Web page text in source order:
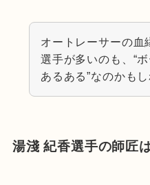
オートレーサーの血
選手が多いのも、“
あるある”なのかもし
湯淺 紀香選手の師匠